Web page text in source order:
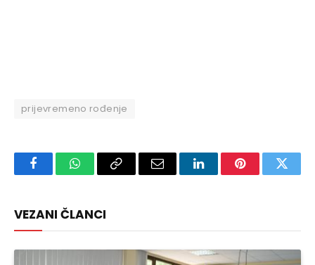
prijevremeno rođenje
FacebookWhatsAppCopy
Email LinkedInPinterest
VEZANI ČLANCI